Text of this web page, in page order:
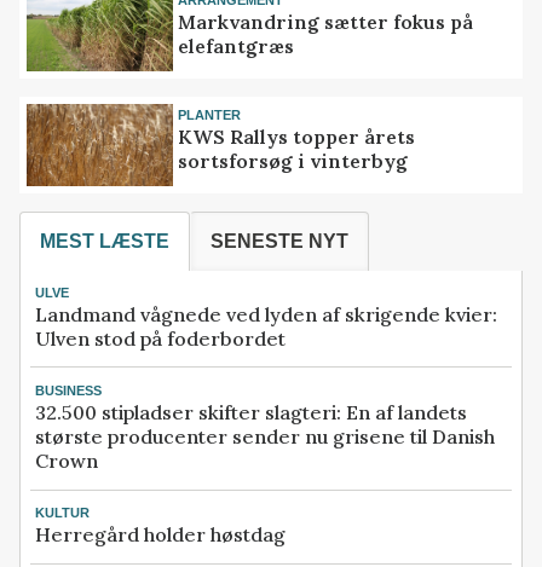
Markvandring sætter fokus på
elefantgræs
PLANTER
KWS Rallys topper årets
sortsforsøg i vinterbyg
MEST LÆSTE SENESTE NYT
ULVE
Landmand vågnede ved lyden af skrigende kvier:
Ulven stod på foderbordet
BUSINESS
32.500 stipladser skifter slagteri: En af landets
største producenter sender nu grisene til Danish
Crown
KULTUR
Herregård holder høstdag